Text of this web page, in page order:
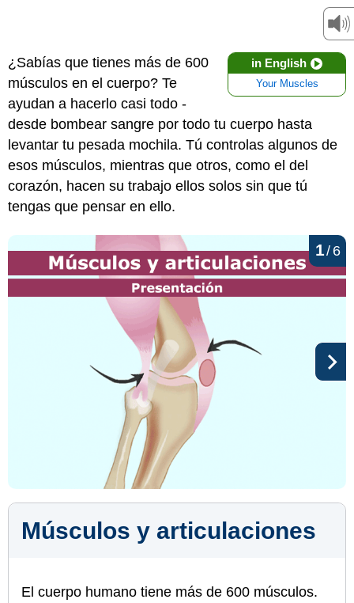
in English
Your Muscles
¿Sabías que tienes más de 600
músculos en el cuerpo? Te
ayudan a hacerlo casi todo -
desde bombear sangre por todo tu cuerpo hasta
levantar tu pesada mochila. Tú controlas algunos de
esos músculos, mientras que otros, como el del
corazón, hacen su trabajo ellos solos sin que tú
tengas que pensar en ello.
Músculos y articulaciones
El cuerpo humano tiene más de 600 músculos.
1/ 6